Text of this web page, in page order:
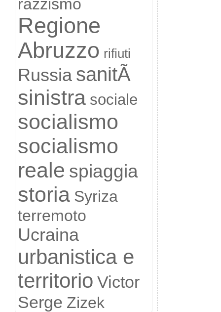
razzismo
Regione
Abruzzo rifiuti
Russia sanitÃ
sinistra sociale
socialismo
socialismo
reale spiaggia
storia Syriza
terremoto
Ucraina
urbanistica e
territorio Victor
Serge Zizek